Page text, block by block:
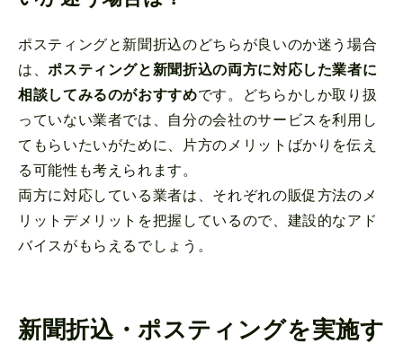
ポスティングと新聞折込のどちらが良いのか迷う場合
は、ポスティングと新聞折込の両方に対応した業者に
相談してみるのがおすすめです。どちらかしか取り扱
っていない業者では、自分の会社のサービスを利用し
てもらいたいがために、片方のメリットばかりを伝え
る可能性も考えられます。
両方に対応している業者は、それぞれの販促方法のメ
リットデメリットを把握しているので、建設的なアド
バイスがもらえるでしょう。
新聞折込・ポスティングを実施す